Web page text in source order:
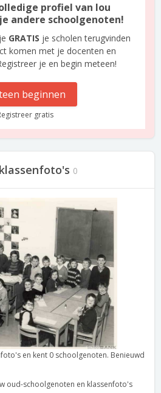
profiel van lou
andere schoolgenoten!
GRATIS je scholen terugvinden
komen met je docenten en
je en begin meteen!
beginnen
gratis
0
en kent 0 schoolgenoten. Benieuwd
oud-schoolgenoten en klassenfoto's